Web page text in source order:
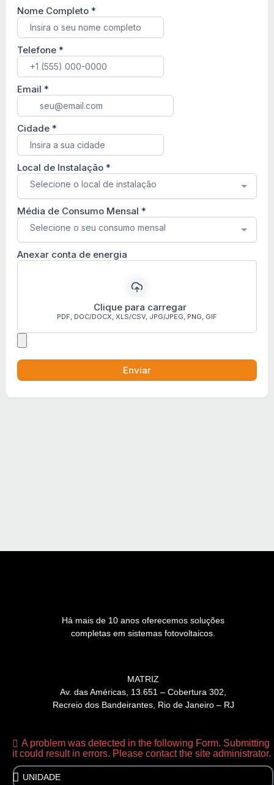
Há mais de 10 anos oferecemos soluções
completas em sistemas fotovoltaicos.
MATRIZ
Av. das Américas, 13.651 – Cobertura 302,
Recreio dos Bandeirantes, Rio de Janeiro – RJ
A problem was detected in the following Form. Submitting
it could result in errors. Please contact the site administrator.